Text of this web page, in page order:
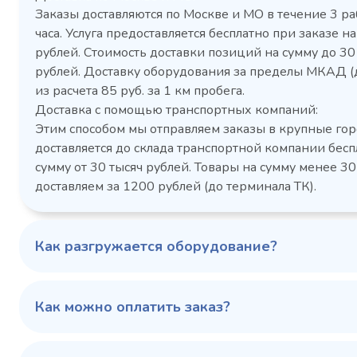
Холодильный шкаф Polair
CM105-G из нержавеющей
стали
Расход
электроэнергии за
сутки, кВт/ч, не
3,5
размеры (Д х Ш х В),
режим, °C
TM2-G
Артикул
размеры
мм
Серия
Заказы доставляются по Москве и МО в течение 3
часа. Услуга предоставляется бесплатно при заказе
рублей. Стоимость доставки позиций на сумму до
рублей. Доставку оборудования за пределы МКАД
из расчета 85 руб. за 1 км пробега.
Доставка с помощью транспортных компаний:
Этим способом мы отправляем заказы в крупные
доставляется до склада транспортной компании
сумму от 30 тысяч рублей. Товары на сумму менее
доставляем за 1200 рублей (до терминала ТК).
Как разгружается оборудование?
Как можно оплатить заказ?